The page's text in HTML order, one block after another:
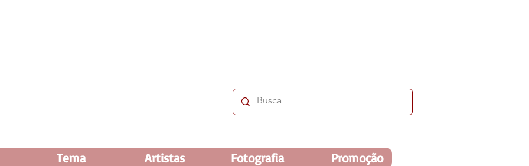
Tema Artistas Fotografia Promoção